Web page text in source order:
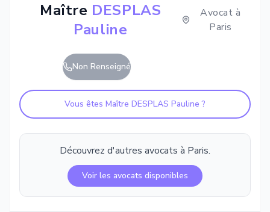
Maître DESPLAS
Pauline
Avocat à
Paris
Non Renseigné
Vous êtes Maître DESPLAS Pauline ?
Découvrez d'autres avocats à Paris.
Voir les avocats disponibles